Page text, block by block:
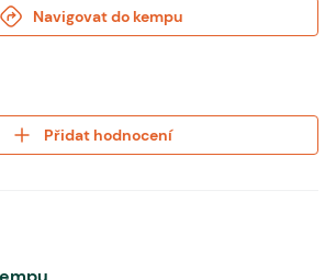
Navigovat do kempu
Přidat hodnocení